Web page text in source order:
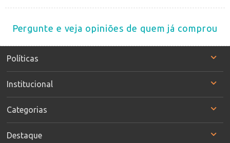
Pergunte e veja opiniões de quem já comprou
Políticas
Institucional
Categorias
Destaque